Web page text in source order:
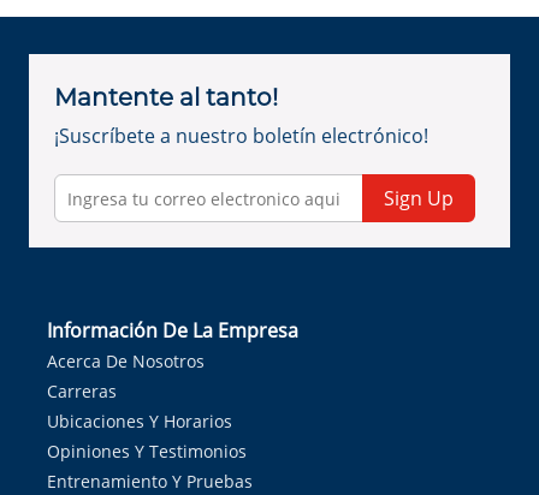
Mantente al tanto!
¡Suscríbete a nuestro boletín electrónico!
Sign Up
Información De La Empresa
Acerca De Nosotros
Carreras
Ubicaciones Y Horarios
Opiniones Y Testimonios
Entrenamiento Y Pruebas